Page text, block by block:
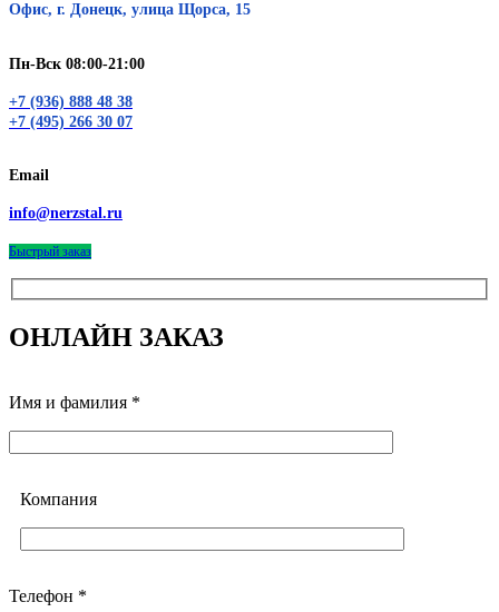
Офис, г. Донецк, улица Щорса, 15
Пн-Вск 08:00-21:00
+7 (936) 888 48 38
+7 (495) 266 30 07
Email
info@nerzstal.ru
Быстрый заказ
ОНЛАЙН ЗАКАЗ
Имя и фамилия *
Компания
Телефон *